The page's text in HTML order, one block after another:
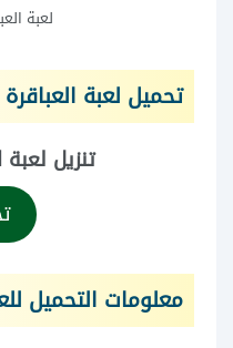
لعبة
تحميل لعبة العباقرة
تنزيل
معلومات التحميل